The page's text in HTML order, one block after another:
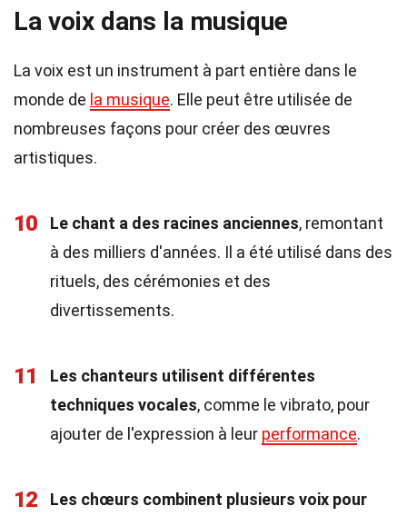
La voix dans la musique
La voix est un instrument à part entière dans le
monde de la musique. Elle peut être utilisée de
nombreuses façons pour créer des œuvres
artistiques.
10 Le chant a des racines anciennes, remontant
à des milliers d'années. Il a été utilisé dans des
rituels, des cérémonies et des
divertissements.
11
Les chanteurs utilisent différentes
techniques vocales, comme le vibrato, pour
ajouter de l'expression à leur performance.
12
Les chœurs combinent plusieurs voix pour